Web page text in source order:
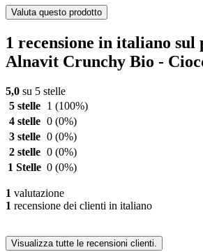
Valuta questo prodotto
1 recensione in italiano sul
Alnavit Crunchy Bio -
5,0 su 5 stelle
5 stelle
1 (100%)
4 stelle 0 (0%)
3 stelle 0 (0%)
2 stelle 0 (0%)
1 Stelle 0 (0%)
1 valutazione
1 recensione dei clienti in italiano
Visualizza tutte le recensioni clienti.